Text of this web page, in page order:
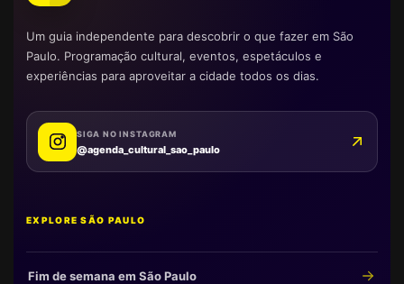
Um guia independente para descobrir o que fazer em São
Paulo. Programação cultural, eventos, espetáculos e
experiências para aproveitar a cidade todos os dias.
SIGA NO INSTAGRAM
@agenda_cultural_sao_paulo
EXPLORE SÃO PAULO
Fim de semana em São Paulo